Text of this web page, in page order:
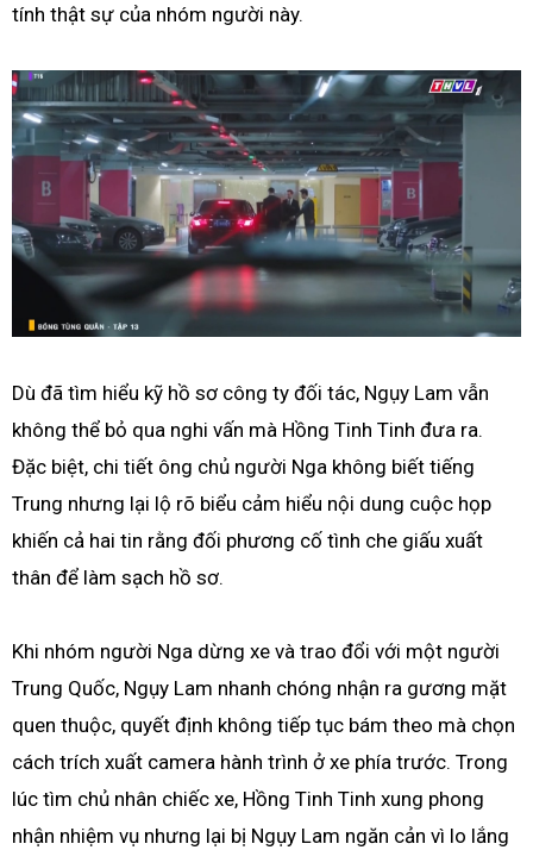
tính thật sự của nhóm người này.
Dù đã tìm hiểu kỹ hồ sơ công ty đối tác, Ngụy Lam vẫn
không thể bỏ qua nghi vấn mà Hồng Tinh Tinh đưa ra.
Đặc biệt, chi tiết ông chủ người Nga không biết tiếng
Trung nhưng lại lộ rõ biểu cảm hiểu nội dung cuộc họp
khiến cả hai tin rằng đối phương cố tình che giấu xuất
thân để làm sạch hồ sơ.
Khi nhóm người Nga dừng xe và trao đổi với một người
Trung Quốc, Ngụy Lam nhanh chóng nhận ra gương mặt
quen thuộc, quyết định không tiếp tục bám theo mà chọn
cách trích xuất camera hành trình ở xe phía trước. Trong
lúc tìm chủ nhân chiếc xe, Hồng Tinh Tinh xung phong
nhận nhiệm vụ nhưng lại bị Ngụy Lam ngăn cản vì lo lắng